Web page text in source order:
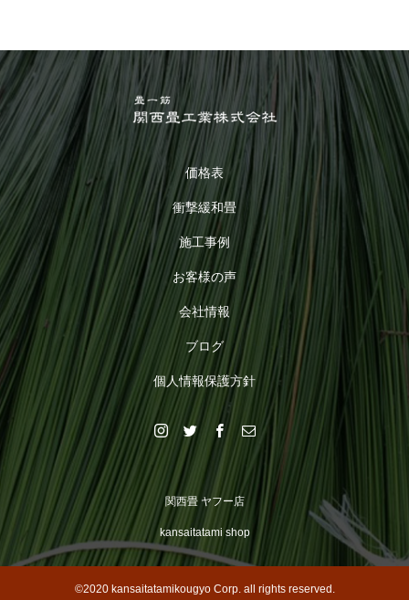
価格表
衝撃緩和畳
施工事例
お客様の声
会社情報
ブログ
個人情報保護方針
関西畳 ヤフー店
kansaitatami shop
©2020 kansaitatamikougyo Corp. all rights reserved.